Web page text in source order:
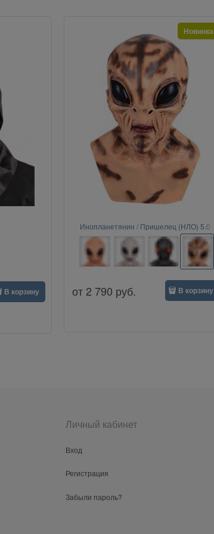
В корзину
Инопланетянин / Пришелец (НЛО) 5.0
Новинка
от 2 790 руб. В корзину
Личный кабинет
Вход
Регистрация
Забыли пароль?